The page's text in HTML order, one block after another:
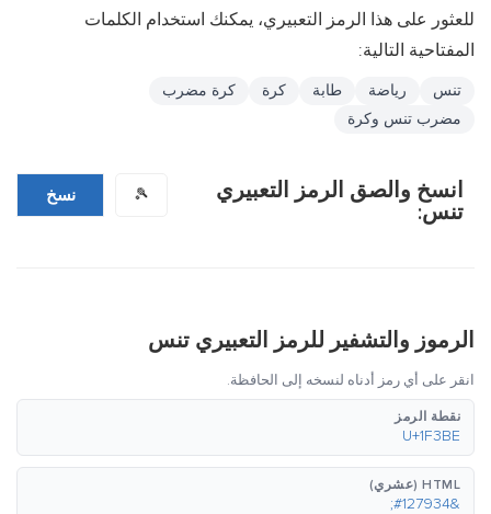
للعثور على هذا الرمز التعبيري، يمكنك استخدام الكلمات
المفتاحية التالية:
تنس رياضة طابة كرة
كرة مضرب
مضرب تنس وكرة
انسخ والصق الرمز التعبيري
تنس:
🎾 نسخ
الرموز والتشفير للرمز التعبيري تنس
انقر على أي رمز أدناه لنسخه إلى الحافظة.
نقطة الرمز
U+1F3BE
HTML (عشري)
&#127934;